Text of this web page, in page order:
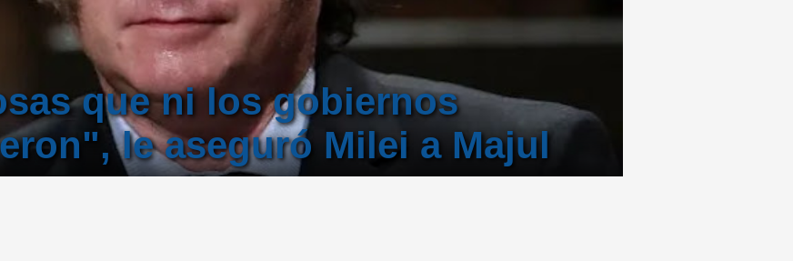
que ni los gobiernos
le aseguró Milei a Majul